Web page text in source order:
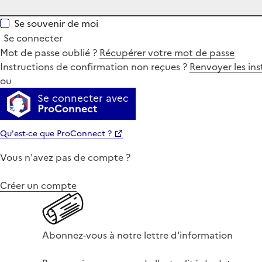
Se souvenir de moi
Se connecter
Mot de passe oublié ? Récupérer votre mot de passe
Instructions de confirmation non reçues ? Renvoyer les
ou
Se connecter avec
ProConnect
Qu'est-ce que ProConnect ?
Vous n'avez pas de compte ?
Créer un compte
Abonnez-vous à notre lettre d'information